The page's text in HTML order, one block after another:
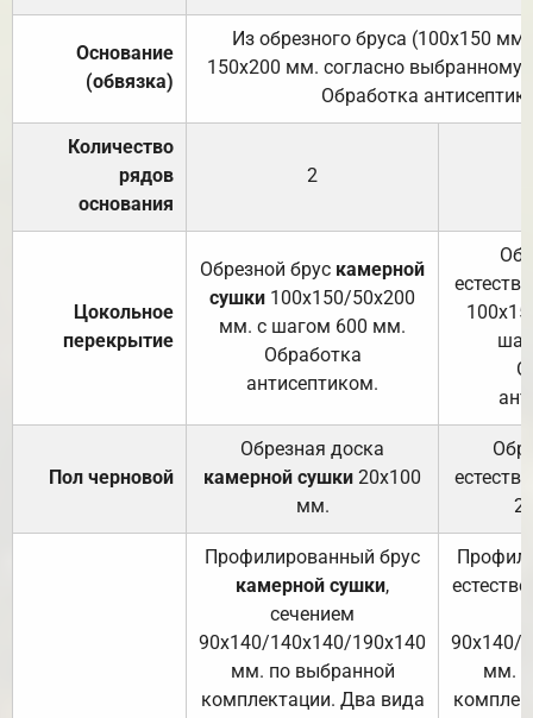
Основание
(обвязка)
Из обрезного бруса (100х150
150х200 мм. согласно выбранному
Обработка
Количество
рядов
основания
2
Цокольное
перекрытие
Обрезной брус камерной
сушки 100х150/50х200
мм. с шагом 600 мм.
Обработка
антисептиком.
Пол черновой
Обрезная доска
камерной сушки 20х100
мм.
Профилированный брус
камерной сушки,
сечением
90х140/140х140/190х140
мм. по выбранной
комплектации. Два вида
90х140/
мм.